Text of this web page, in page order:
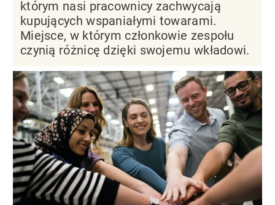
którym nasi pracownicy zachwycają
kupujących wspaniałymi towarami.
Miejsce, w którym członkowie zespołu
czynią różnicę dzięki swojemu wkładowi.